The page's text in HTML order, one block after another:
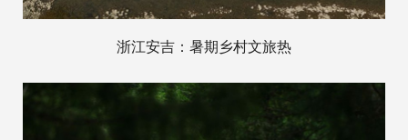
浙江安吉：暑期乡村文旅热